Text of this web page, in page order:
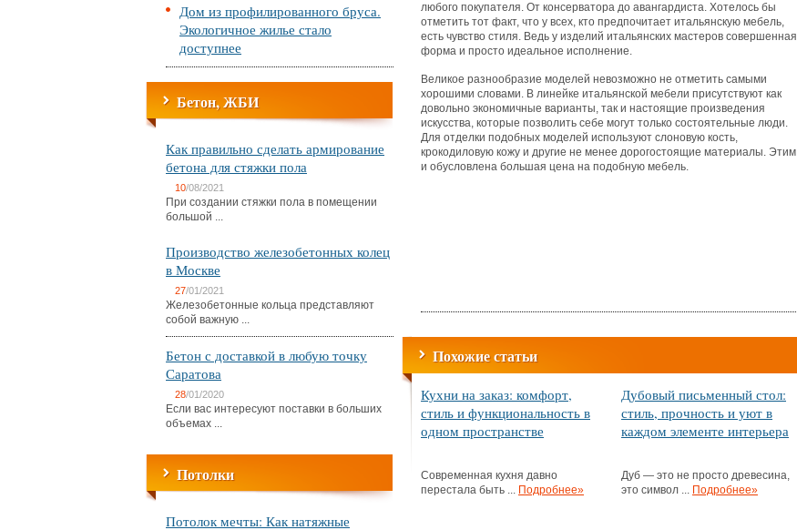
Дом из профилированного бруса.
Экологичное жилье стало
доступнее
Бетон, ЖБИ
Как правильно сделать армирование
бетона для стяжки пола
10/08/2021
При создании стяжки пола в помещении
большой ...
Производство железобетонных колец
в Москве
27/01/2021
Железобетонные кольца представляют
собой важную ...
Бетон с доставкой в любую точку
Саратова
28/01/2020
Если вас интересуют поставки в больших
объемах ...
Потолки
Потолок мечты: Как натяжные
любого покупателя. От консерватора до авангардиста. Хотелось бы
отметить тот факт, что у всех, кто предпочитает итальянскую мебель,
есть чувство стиля. Ведь у изделий итальянских мастеров совершенная
форма и просто идеальное исполнение.
Великое разнообразие моделей невозможно не отметить самыми
хорошими словами. В линейке итальянской мебели присутствуют как
довольно экономичные варианты, так и настоящие произведения
искусства, которые позволить себе могут только состоятельные люди.
Для отделки подобных моделей используют слоновую кость,
крокодиловую кожу и другие не менее дорогостоящие материалы. Этим
и обусловлена большая цена на подобную мебель.
Похожие статьи
Кухни на заказ: комфорт,
стиль и функциональность в
одном пространстве
Современная кухня давно
перестала быть ... Подробнее»
Дубовый письменный стол:
стиль, прочность и уют в
каждом элементе интерьера
Дуб — это не просто древесина,
это символ ... Подробнее»